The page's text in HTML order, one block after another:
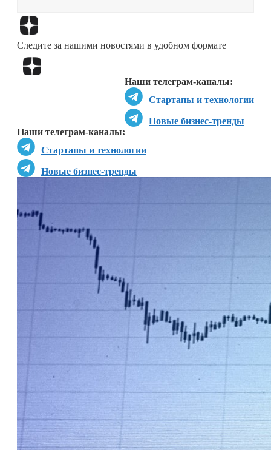
Следите за нашими новостями в удобном формате
Наши телеграм-каналы:
Стартапы и технологии
Новые бизнес-тренды
Наши телеграм-каналы:
Стартапы и технологии
Новые бизнес-тренды